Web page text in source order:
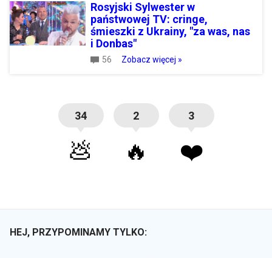
Rosyjski Sylwester w
państwowej TV: cringe,
śmieszki z Ukrainy, "za was, nas
i Donbas"
56 Zobacz więcej »
34
💩
2
🔥
3
❤️
HEJ, PRZYPOMINAMY TYLKO: